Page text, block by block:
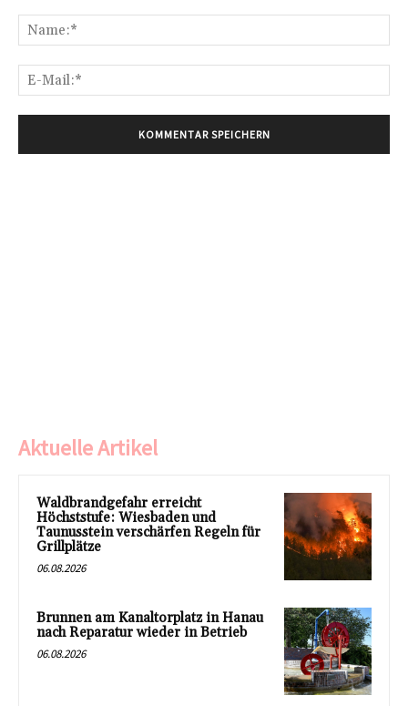
Aktuelle Artikel
Waldbrandgefahr erreicht
Höchststufe: Wiesbaden und
Taunusstein verschärfen Regeln für
Grillplätze
06.08.2026
Brunnen am Kanaltorplatz in Hanau
nach Reparatur wieder in Betrieb
06.08.2026